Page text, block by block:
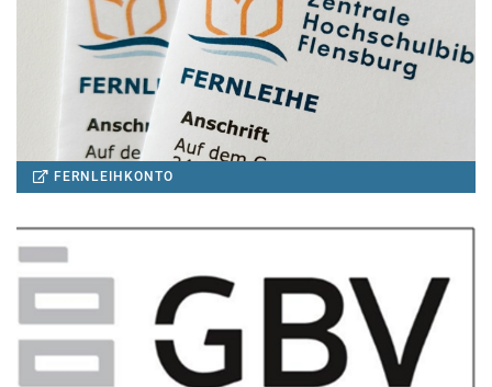
FERNLEIHKONTO